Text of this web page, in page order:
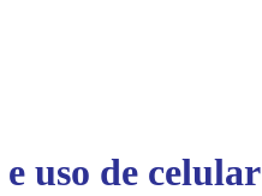
uso de celular